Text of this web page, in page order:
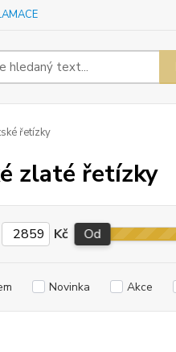
řetízky
zlaté řetízky
Kč Od
Novinka Akce